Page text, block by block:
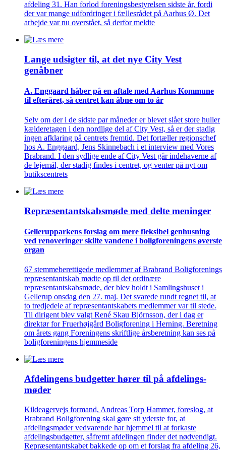
afdeling 31. Han forlod foreningsbestyrelsen sidste år, fordi
der var mange udfordringer i fællesrådet på Aarhus Ø. Det
arbejde var nu overstået, så derfor meldte
Lange udsigter til, at det nye City Vest
genåbner
A. Enggaard håber på en aftale med Aarhus Kommune
til efteråret, så centret kan åbne om to år
Selv om der i de sidste par måneder er blevet slået store huller
kælderetagen i den nordlige del af City Vest, så er der stadig
ingen afklaring på centrets fremtid. Det fortæller regionschef
hos A. Enggaard, Jens Skinnebach i et interview med Vores
Brabrand. I den sydlige ende af City Vest går indehaverne af
de lejemål, der stadig findes i centret, og venter på nyt om
butikscentrets
Repræsentant­skabs­møde med delte meninger
Gellerup­parkens forslag om mere fleksibel genhusning
ved renove­ringer skilte vandene i bolig­foreningens øverste
organ
67 stemmeberettigede medlemmer af Brabrand Boligforenings
repræsentantskab mødte op til det ordinære
repræsentantskabsmøde, der blev holdt i Samlingshuset i
Gellerup onsdag den 27. maj. Det svarede rundt regnet til, at
to tredjedele af repræsentantskabets medlemmer var til stede.
Til dirigent blev valgt René Skau Björnsson, der i dag er
direktør for Fruerhøjgård Boligforening i Herning. Beretning
om årets gang Foreningens skriftlige årsberetning kan ses på
boligforeningens hjemmeside
Afdelingens budgetter hører til på afdelings­
møder
Kildeagervejs formand, Andreas Torp Hammer, foreslog, at
Brabrand Boligforening skal gøre sit yderste for, at
afdelingsmøder vedvarende har hjemmel til at forkaste
afdelingsbudgetter, såfremt afdelingen finder det nødvendigt.
Repræsentantskabet bakkede op om et forslag fra afdeling 26,